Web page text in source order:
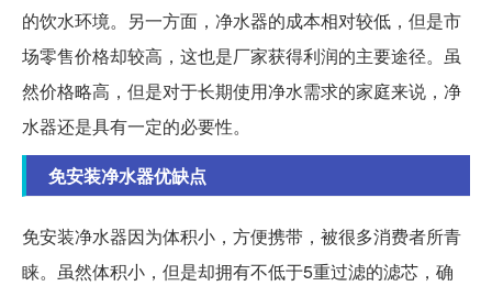
的饮水环境。另一方面，净水器的成本相对较低，但是市
场零售价格却较高，这也是厂家获得利润的主要途径。虽
然价格略高，但是对于长期使用净水需求的家庭来说，净
水器还是具有一定的必要性。
免安装净水器优缺点
免安装净水器因为体积小，方便携带，被很多消费者所青
睐。虽然体积小，但是却拥有不低于5重过滤的滤芯，确